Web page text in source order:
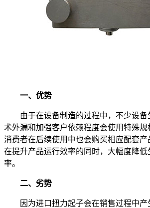
一、优势
由于在设备制造的过程中，不少设备
术外漏和加强客户依赖程度会使用特殊
消费者在后续使用中也会购买相应配套
在提升产品运行效率的同时，大幅度降
率。
二、劣势
因为进口扭力起子会在销售过程中产